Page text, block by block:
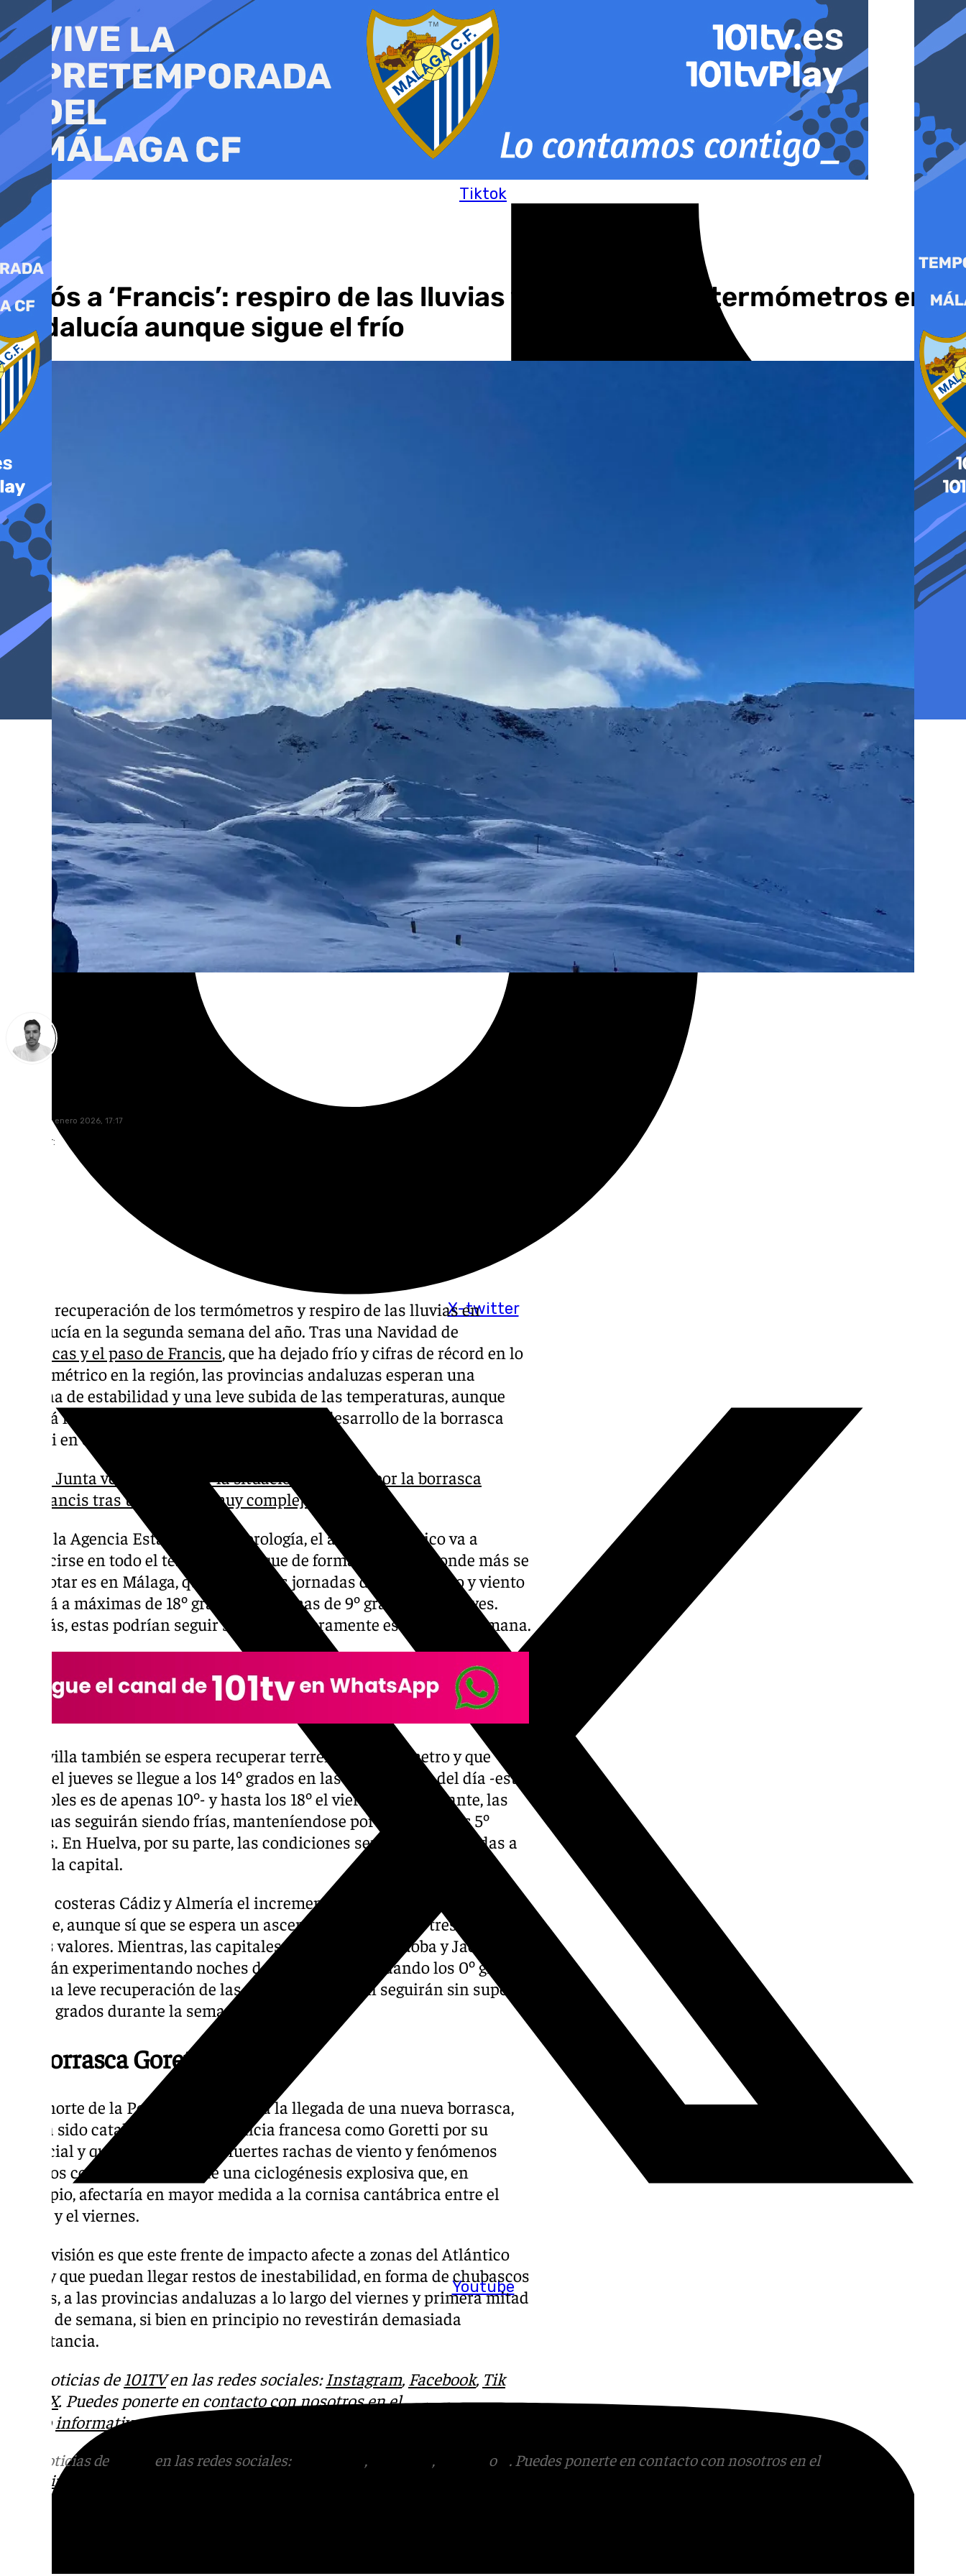
al
contenido
Tiktok
X-twitter
Youtube
Adiós a ‘Francis’: respiro de las lluvias y subida de los termómetros en
Andalucía aunque sigue el frío
miércoles, 7 enero 2026, 17:17
Compartir:
Ligera recuperación de los termómetros y respiro de las lluvias en
Andalucía en la segunda semana del año. Tras una Navidad de
borrascas y el paso de Francis, que ha dejado frío y cifras de récord en lo
pluviométrico en la región, las provincias andaluzas esperan una
semana de estabilidad y una leve subida de las temperaturas, aunque
seguirá haciendo frío y estar pendientes del desarrollo de la borrasca
Goretti en el norte peninsular.
La Junta ve «aminorada» la situación de riesgo por la borrasca
Francis tras una noche «muy compleja»
Según la Agencia Estatal de Meteorología, el ascenso térmico va a
producirse en todo el territorio, aunque de forma desigual. Donde más se
va a notar es en Málaga, que tras varias jornadas de frío intenso y viento
volverá a máximas de 18º grados y mínimas de 9º grados este jueves.
Además, estas podrían seguir subiendo ligeramente esta misma semana.
En Sevilla también se espera recuperar terreno al termómetro y que
desde el jueves se llegue a los 14º grados en las horas punta del día -este
miércoles es de apenas 10º- y hasta los 18º el viernes. No obstante, las
mínimas seguirán siendo frías, manteníendose por debajo de los 5º
grados. En Huelva, por su parte, las condiciones serán muy parecidas a
las de la capital.
En las costeras Cádiz y Almería el incremento del mercurio será menos
notable, aunque sí que se espera un ascenso de entre dos y tres punto en
ambos valores. Mientras, las capitales de Granada, Córdoba y Jaén
seguirán experimentando noches de mucho frío, rondando los 0º grados,
con una leve recuperación de las máximas, que aún seguirán sin superar
los 13º grados durante la semana.
La borrasca Goretti
En el norte de la Península se espera la llegada de una nueva borrasca,
que ha sido catalogada por la agencia francesa como Goretti por su
potencial y que podría generar fuertes rachas de viento y fenómenos
costeros con la generación de una ciclogénesis explosiva que, en
principio, afectaría en mayor medida a la cornisa cantábrica entre el
jueves y el viernes.
La previsión es que este frente de impacto afecte a zonas del Atlántico
norte y que puedan llegar restos de inestabilidad, en forma de chubascos
débiles, a las provincias andaluzas a lo largo del viernes y primera mitad
del fin de semana, si bien en principio no revestirán demasiada
importancia.
Más noticias de 101TVen las redes sociales:Instagram, Facebook, Tik
X. Puedes ponerte en contacto con nosotros en el
correo informativos@101tv.es
Más noticias de en las redes sociales: , , o
. Puedes ponerte en contacto con nosotros en el
informativos@101tv.es